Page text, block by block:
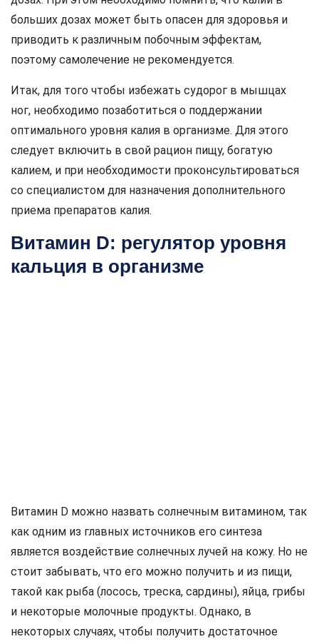
больших дозах может быть опасен для здоровья и
приводить к различным побочным эффектам,
поэтому самолечение не рекомендуется.
Итак, для того чтобы избежать судорог в мышцах
ног, необходимо позаботиться о поддержании
оптимального уровня калия в организме. Для этого
следует включить в свой рацион пищу, богатую
калием, и при необходимости проконсультироваться
со специалистом для назначения дополнительного
приема препаратов калия.
Витамин D: регулятор уровня
кальция в организме
Витамин D можно назвать солнечным витамином, так
как одним из главных источников его синтеза
является воздействие солнечных лучей на кожу. Но не
стоит забывать, что его можно получить и из пищи,
такой как рыба (лосось, треска, сардины), яйца, грибы
и некоторые молочные продукты. Однако, в
некоторых случаях, чтобы получить достаточное